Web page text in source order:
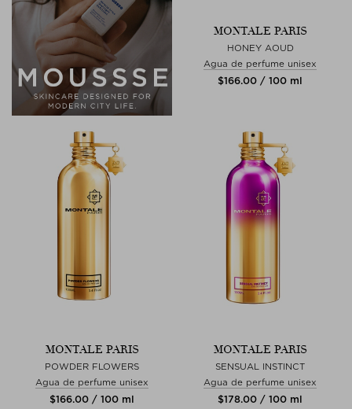
MONTALE PARIS
HONEY AOUD
Agua de perfume unisex
$‌166.00 / 100 ml
MONTALE PARIS
POWDER FLOWERS
Agua de perfume unisex
$‌166.00 / 100 ml
MONTALE PARIS
SENSUAL INSTINCT
Agua de perfume unisex
$‌178.00 / 100 ml